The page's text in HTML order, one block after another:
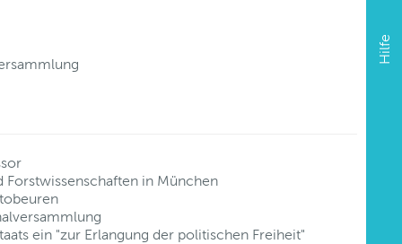
Hilfe
in München
ein "zur Erlangung der politischen Freiheit"